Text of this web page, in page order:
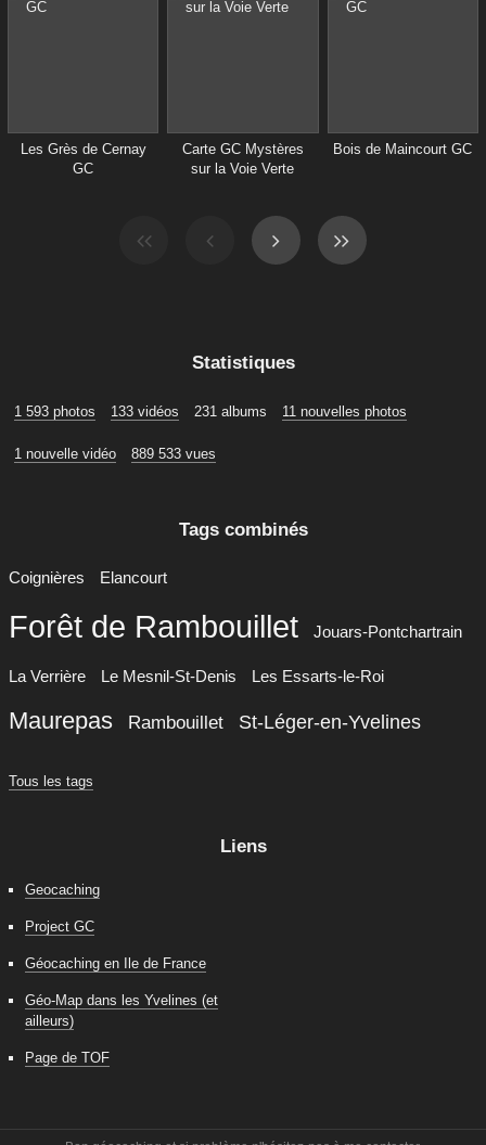
Les Grès de Cernay
GC
Carte GC Mystères
sur la Voie Verte
Bois de Maincourt GC
Statistiques
1 593 photos 133 vidéos 231 albums 11 nouvelles photos
1 nouvelle vidéo 889 533 vues
Tags combinés
Coignières Elancourt
Forêt de Rambouillet Jouars-Pontchartrain
La Verrière Le Mesnil-St-Denis Les Essarts-le-Roi
Maurepas Rambouillet St-Léger-en-Yvelines
Tous les tags
Liens
Geocaching
Project GC
Géocaching en Ile de France
Géo-Map dans les Yvelines (et
ailleurs)
Page de TOF